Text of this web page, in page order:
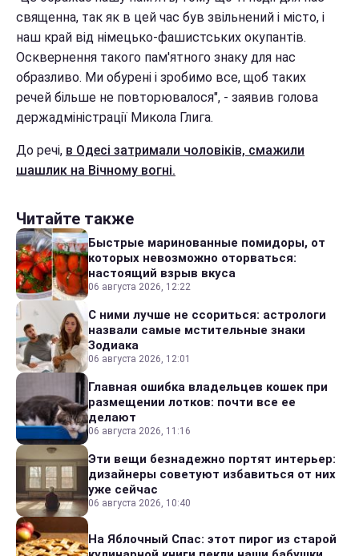
священна, так як в цей час був звільнений і місто, і
наш край від німецько-фашистських окупантів.
Осквернення такого пам'ятного знаку для нас
образливо. Ми обурені і зробимо все, щоб таких
речей більше не повторювалося", - заявив голова
держадміністрації Микола Глига.
До речі, в Одесі затримали чоловіків, смажили
шашлик на Вічному вогні.
Читайте также
Быстрые маринованные помидоры, от
которых невозможно оторваться:
настоящий взрыв вкуса
06 августа 2026, 12:22
С ними лучше не ссориться: астрологи
назвали самые мстительные знаки
Зодиака
06 августа 2026, 12:01
Главная ошибка владельцев кошек при
размещении лотков: почти все ее
делают
06 августа 2026, 11:16
Эти вещи безнадежно портят интерьер:
дизайнеры советуют избавиться от них
уже сейчас
06 августа 2026, 10:40
На Яблочный Спас: этот пирог из старой